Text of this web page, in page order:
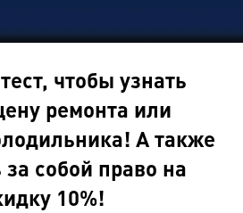
чтобы узнать
ремонта или
А также
за собой право на
10%!